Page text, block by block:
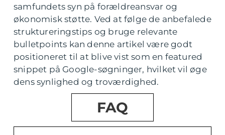
samfundets syn på forældreansvar og
økonomisk støtte. Ved at følge de anbefalede
struktureringstips og bruge relevante
bulletpoints kan denne artikel være godt
positioneret til at blive vist som en featured
snippet på Google-søgninger, hvilket vil øge
dens synlighed og troværdighed.
FAQ